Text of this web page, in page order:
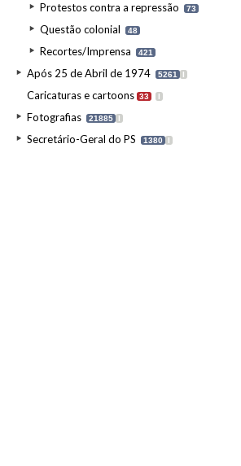
Protestos contra a repressão 73
Questão colonial 48
Recortes/Imprensa 421
Após 25 de Abril de 1974 5261 I
Caricaturas e cartoons 33 I
Fotografias 21885 I
Secretário-Geral do PS 1380 I